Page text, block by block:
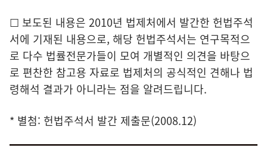
☐ 보도된 내용은 2010년 법제처에서 발간한 헌법주석
서에 기재된 내용으로, 해당 헌법주석서는 연구목적으
로 다수 법률전문가들이 모여 개별적인 의견을 바탕으
로 편찬한 참고용 자료로 법제처의 공식적인 견해나 법
령해석 결과가 아니라는 점을 알려드립니다.
* 별첨: 헌법주석서 발간 제출문(2008.12)